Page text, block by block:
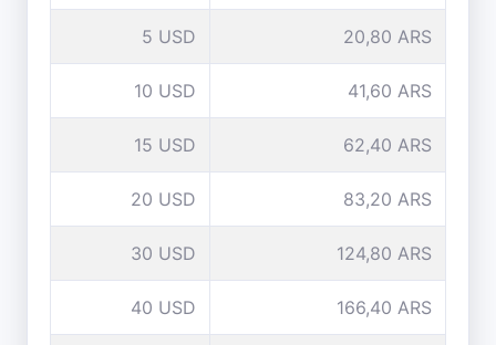
5 USD 20,80 ARS
10 USD 41,60 ARS
15 USD 62,40 ARS
20 USD 83,20 ARS
30 USD 124,80 ARS
40 USD 166,40 ARS